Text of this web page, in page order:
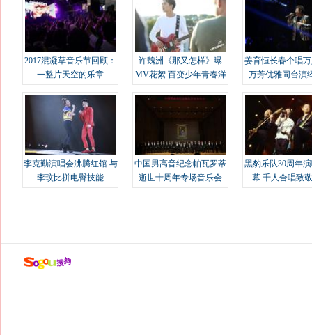
2017混凝草音乐节回顾：
一整片天空的乐章
许魏洲《那又怎样》曝
MV花絮 百变少年青春洋
姜育恒长春个唱
万芳优雅同台演
李克勤演唱会沸腾红馆 与
李玟比拼电臀技能
中国男高音纪念帕瓦罗蒂
逝世十周年专场音乐会
黑豹乐队30周年
幕 千人合唱致